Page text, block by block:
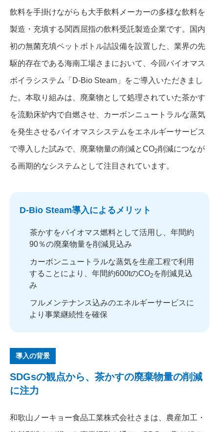
飲料を手掛けながらも大手飲料メーカーの多様な飲料を
製造・充填する関西屈指の飲料受託製造企業です。国内
初の無菌充填ペットボトル詰設備を設置した、業界の先
駆的存在である海南工場さまにおいて、今回バイオマス
ボイラシステム「D-Bio Steam」をご導入いただきまし
た。本取り組みは、廃棄物として処理されていた茶かす
を流動床炉内で自燃させ、カーボンニュートラルな蒸気
を発生させるバイオマスシステムをエネルギーサービス
で導入した試みで、廃棄物量の削減とCO2削減につなが
る画期的なシステムとして注目されています。
D-Bio Steam導入によるメリット
茶かすをバイオマス燃料として活用し、年間約
90％の廃棄物量を削減見込み
カーボンニュートラルな蒸気を生産工程で利用
することにより、年間約600tのCO2 を削減見込
み
フルメンテナンス込みのエネルギーサービスに
より事業継続性を確保
導入の背景
SDGsの観点から、茶かすの廃棄物量の削減
に注力
和歌山ノーキョー食品工業株式会社さまは、農産加工・